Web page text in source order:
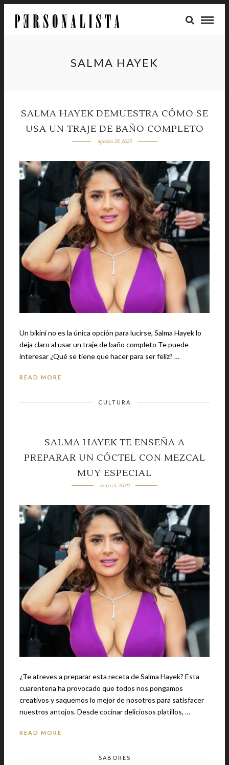
SALMA HAYEK
SALMA HAYEK DEMUESTRA CÓMO SE
USA UN TRAJE DE BAÑO COMPLETO
agosto 28, 2023
Un bikini no es la única opción para lucirse, Salma Hayek lo
deja claro al usar un traje de baño completo Te puede
interesar ¿Qué se tiene que hacer para ser feliz? …
READ MORE
CULTURA
SALMA HAYEK TE ENSEÑA A
PREPARAR UN CÓCTEL CON MEZCAL
MUY ESPECIAL
mayo 5, 2020
¿Te atreves a preparar esta receta de Salma Hayek? Esta
cuarentena ha provocado que todos nos pongamos
creativos y saquemos lo mejor de nosotros para satisfacer
nuestros antojos. Desde cocinar deliciosos platillos, …
READ MORE
SABORES